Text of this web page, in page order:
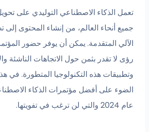
تعمل الذكاء الاصطناعي التوليدي على
جميع أنحاء العالم، من إنشاء المحتوى إلى
الآلي المتقدمة. يمكن أن يوفر حضور
رؤى لا تقدر بثمن حول الاتجاهات الناشئة
وتطبيقات هذه التكنولوجيا المتطورة. في
الضوء على أفضل مؤتمرات الذكاء
عام 2024 والتي لن ترغب في تفويتها.